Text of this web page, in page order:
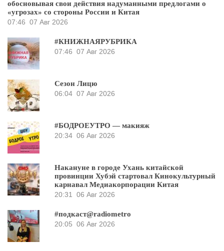
обосновывая свои действия надуманными предлогами о
«угрозах» со стороны России и Китая
07:46 07 Авг 2026
#КНИЖНАЯРУБРИКА
07:46 07 Авг 2026
Сезон Лицю
06:04 07 Авг 2026
#БОДРОЕУТРО — макияж
20:34 06 Авг 2026
Накануне в городе Ухань китайской
провинции Хубэй стартовал Кинокультурный
карнавал Медиакорпорации Китая
20:31
06 Авг 2026
#подкаст@radiometro
20:05 06 Авг 2026